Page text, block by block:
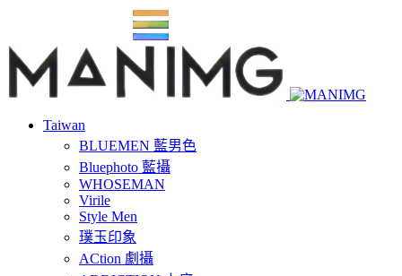
Taiwan
BLUEMEN 藍男色
Bluephoto 藍攝
WHOSEMAN
Virile
Style Men
璞玉印象
ACtion 劇攝